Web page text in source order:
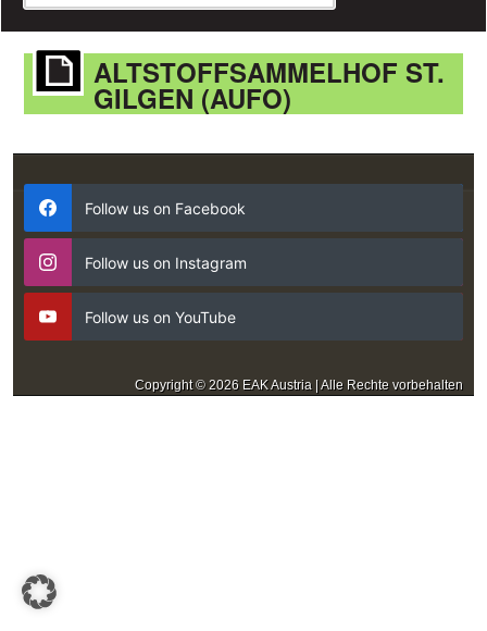
ALTSTOFFSAMMELHOF ST.
GILGEN (AUFO)
Follow us on Facebook
Follow us on Instagram
Follow us on YouTube
Copyright © 2026 EAK Austria | Alle Rechte vorbehalten